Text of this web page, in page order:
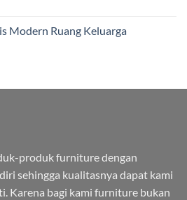
Modern Ruang Keluarga
produk furniture dengan
sehingga kualitasnya dapat kami
Karena bagi kami furniture bukan